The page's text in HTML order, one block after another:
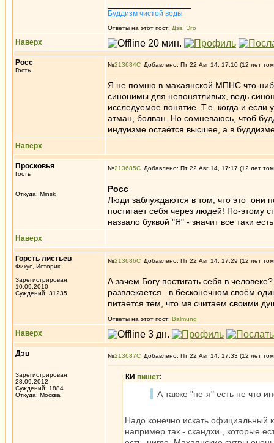
Буддизм чистой воды
Ответы на этот пост: Дэв Эго
Наверх
Росс
Гость
№213684 Добавлено: Пт 22 Авг 14, 17:10 (12 лет
Я не помню в махаянской МПНС что-
синонимы для непонятливых, ведь
исследуемое понятие. Т.е. когда и если
атман, болван. Но сомневаюсь, чтоб
индуизме остаётся высшее, а в
Наверх
Просковья
Гость
Откуда: Minsk
№213685 Добавлено: Пт 22 Авг 14, 17:17 (12 лет
Росс
Люди заблуждаются в том, что это они
постигает себя через людей! По-этому
назвало буквой "Я" - значит все таки
Наверх
Горсть листьев
Фикус, Историк
Зарегистрирован:
10.09.2010
Суждений: 31235
№213686 Добавлено: Пт 22 Авг 14, 17:29 (12 лет
А зачем Богу постигать себя в
развлекается...в бесконечном своём
питается тем, что мв считаем своими
Ответы на этот пост: Balmung
Наверх
Дэв
Зарегистрирован:
28.09.2012
Суждений: 1884
Откуда: Москва
№213687 Добавлено: Пт 22 Авг 14, 17:33 (12 лет
КИ пишет:
А также "не-я" есть не что
Надо конечно искать официальный
например так - скандхи , которые